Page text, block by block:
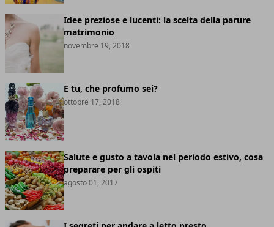
Idee preziose e lucenti: la scelta della parure
matrimonio
novembre 19, 2018
E tu, che profumo sei?
ottobre 17, 2018
Salute e gusto a tavola nel periodo estivo, cosa
preparare per gli ospiti
agosto 01, 2017